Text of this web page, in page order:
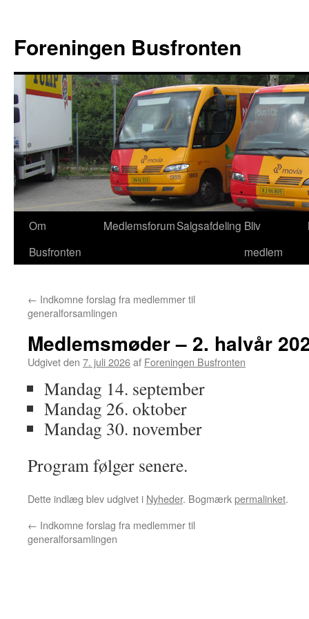
indhold
Foreningen Busfronten
Om
Busfronten
MedlemsforumSalgsafdeling Bliv
medlem
← Indkomne forslag fra medlemmer til
generalforsamlingen
Medlemsmøder – 2. halvår
Udgivet den 7. juli 2026af Foreningen Busfronten
Mandag 14. september
Mandag 26. oktober
Mandag 30. november
Program følger senere.
Dette indlæg blev udgivet i Nyheder. Bogmærkpermalinket.
← Indkomne forslag fra medlemmer til
generalforsamlingen